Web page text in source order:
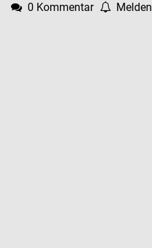
0 Kommentar Melden